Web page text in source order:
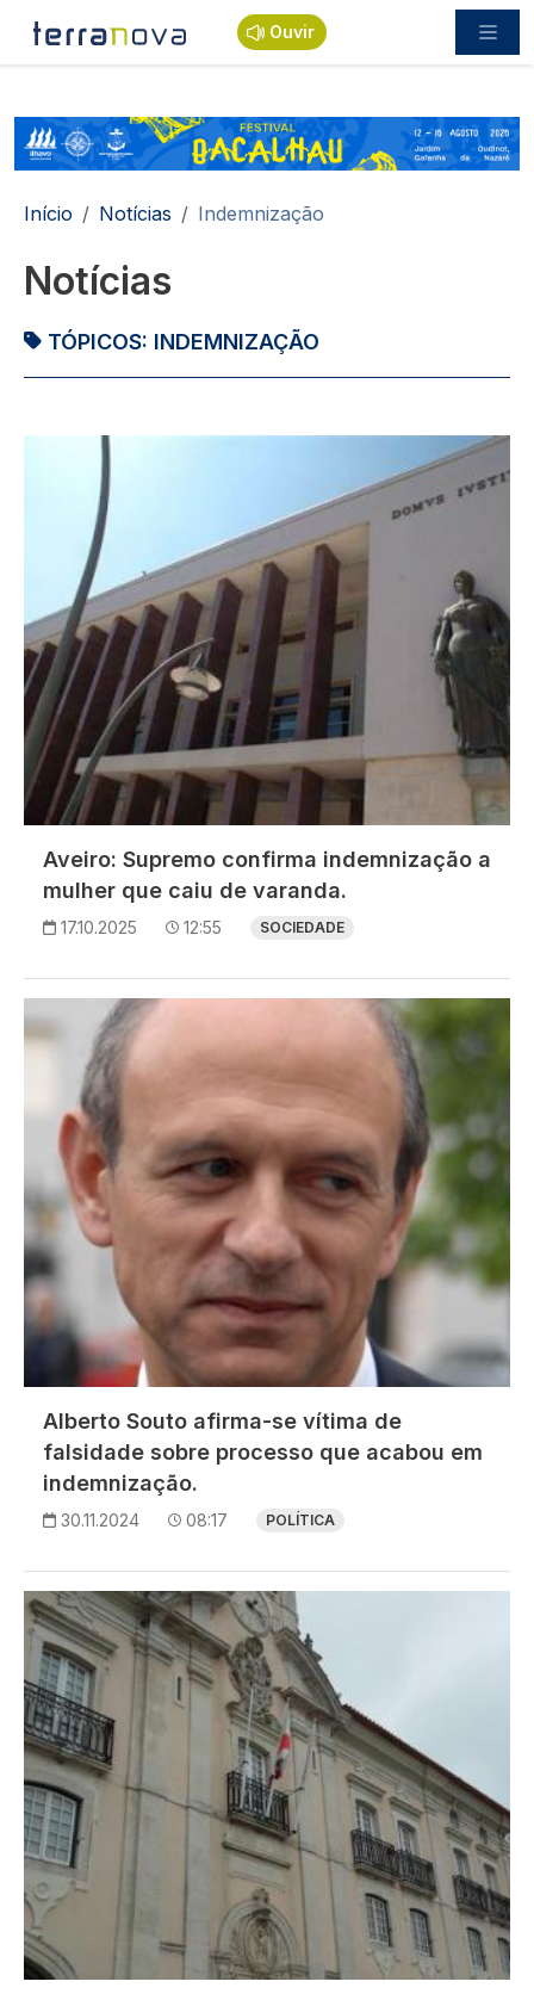
Passar para o conteúdo principal
Ouvir
Navegação estrutural
Início Notícias Indemnização
Notícias
TÓPICOS: INDEMNIZAÇÃO
Aveiro: Supremo confirma indemnização a
mulher que caiu de varanda.
17.10.2025 12:55 SOCIEDADE
Alberto Souto afirma-se vítima de
falsidade sobre processo que acabou em
indemnização.
30.11.2024 08:17 POLÍTICA
Imagem